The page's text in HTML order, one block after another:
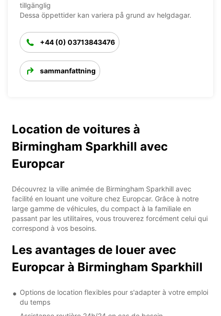
tillgänglig
Dessa öppettider kan variera på grund av helgdagar.
+44 (0) 03713843476
sammanfattning
Location de voitures à
Birmingham Sparkhill avec
Europcar
Découvrez la ville animée de Birmingham Sparkhill avec
facilité en louant une voiture chez Europcar. Grâce à notre
large gamme de véhicules, du compact à la familiale en
passant par les utilitaires, vous trouverez forcément celui qui
correspond à vos besoins.
Les avantages de louer avec
Europcar à Birmingham Sparkhill
Options de location flexibles pour s'adapter à votre emploi
du temps